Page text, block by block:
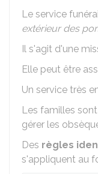
Le service
extérieur des
Il s'agit d'une
Elle peut être
Un service très
Les familles
gérer les
Des règles
s'appliquent au